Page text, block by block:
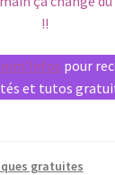
!!
pour
et tutos
gratuites